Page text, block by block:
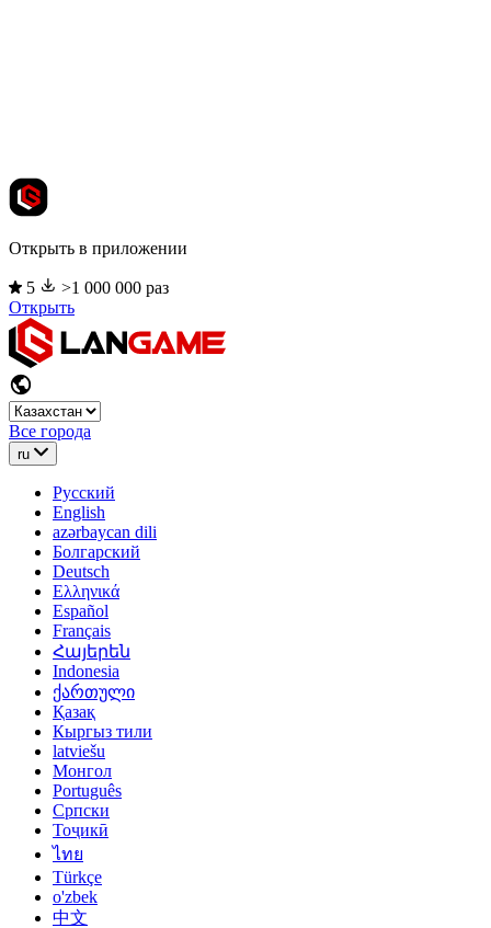
Открыть в приложении
5
>1 000 000 раз
Открыть
Все города
ru
Русский
English
azərbaycan dili
Болгарский
Deutsch
Ελληνικά
Español
Français
Հայերեն
Indonesia
ქართული
Қазақ
Кыргыз тили
latviešu
Монгол
Português
Српски
Тоҷикӣ
ไทย
Türkçe
o'zbek
中文